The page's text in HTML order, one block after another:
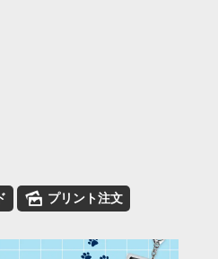
🌄 プリント注文